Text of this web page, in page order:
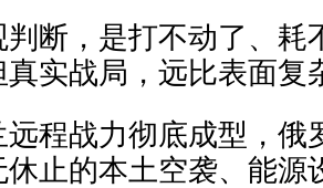
断，是打不动了、耗
实战局，远比表面复
程战力彻底成型，俄
止的本土空袭、能源